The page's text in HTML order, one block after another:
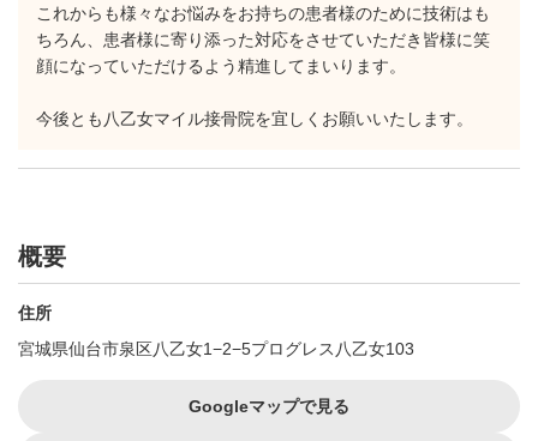
これからも様々なお悩みをお持ちの患者様のために技術はも
ちろん、患者様に寄り添った対応をさせていただき皆様に笑
顔になっていただけるよう精進してまいります。
今後とも八乙女マイル接骨院を宜しくお願いいたします。
概要
住所
宮城県仙台市泉区八乙女1−2−5プログレス八乙女103
Googleマップで見る